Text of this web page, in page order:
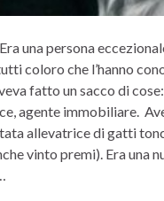
una persona
coloro che l’hanno
fatto un sacco di
agente immobiliare.
allevatrice di gatti
vinto premi). Era una